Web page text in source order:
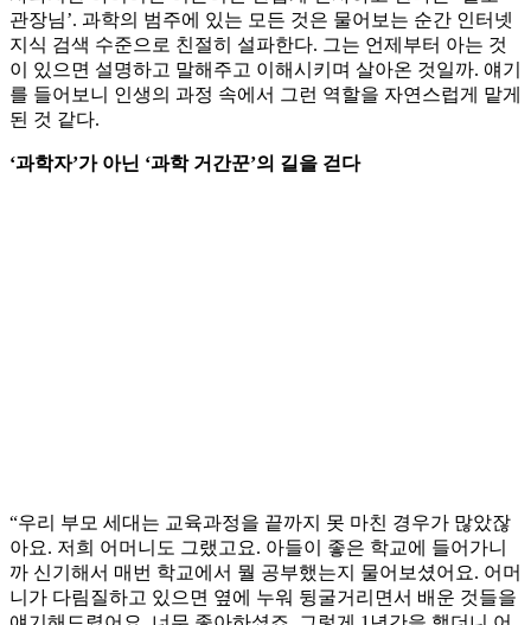
관장님’. 과학의 범주에 있는 모든 것은 물어보는 순간 인터넷
지식 검색 수준으로 친절히 설파한다. 그는 언제부터 아는 것
이 있으면 설명하고 말해주고 이해시키며 살아온 것일까. 얘기
를 들어보니 인생의 과정 속에서 그런 역할을 자연스럽게 맡게
된 것 같다.
‘과학자’가 아닌 ‘과학 거간꾼’의 길을 걷다
“우리 부모 세대는 교육과정을 끝까지 못 마친 경우가 많았잖
아요. 저희 어머니도 그랬고요. 아들이 좋은 학교에 들어가니
까 신기해서 매번 학교에서 뭘 공부했는지 물어보셨어요. 어머
니가 다림질하고 있으면 옆에 누워 뒹굴거리면서 배운 것들을